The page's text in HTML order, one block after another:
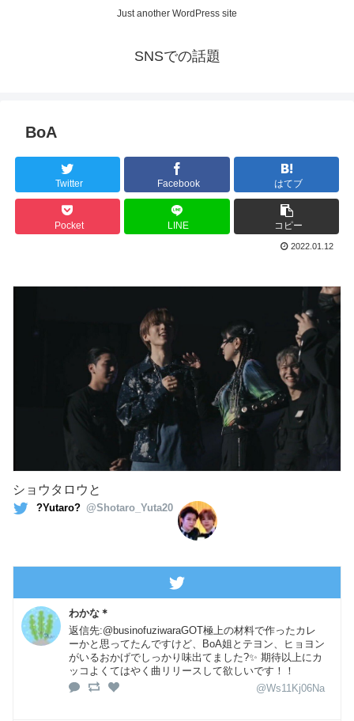
Just another WordPress site
SNSでの話題
BoA
Twitter Facebook はてブ
Pocket LINE コピー
2022.01.12
ショウタロウと
?Yutaro? @Shotaro_Yuta20
わかな＊
返信先:@businofuziwaraGOT極上の材料で作ったカレ
ーかと思ってたんですけど、BoA姐とテヨン、ヒョヨン
がいるおかげでしっかり味出てました?✨ 期待以上にカ
ッコよくてはやく曲リリースして欲しいです！！
@Ws11Kj06Na